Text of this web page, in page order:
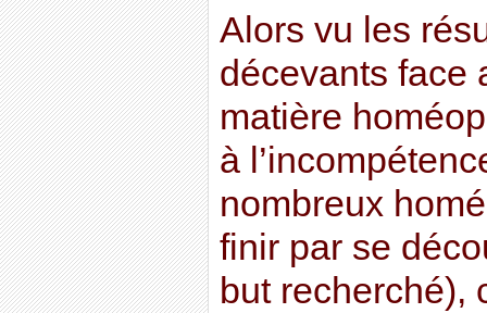
Alors vu les
décevants face
matière
à
nombreux
finir par se
but recherché),